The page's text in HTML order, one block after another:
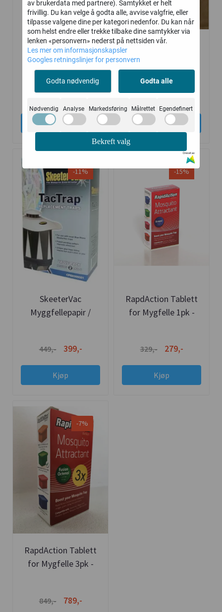
SkeeterVac SV35
Myggfelle -
Gassdrevet
Kjøp
SkeeterVac Surblett
Tablett / Original
Myggfelletablet
Kjøp
-11%
SkeeterVac
Myggfellepapir /
449,- 399,-
Kjøp
-15%
RapdAction Tablett
for Mygfelle 1pk -
329,- 279,-
Kjøp
-7%
RapdAction Tablett
for Mygfelle 3pk -
849,- 789,-
av brukerdata med partnere). Samtykket er helt
frivillig. Du kan velge å godta alle, avvise valgfrie, eller
tilpasse valgene dine per kategori nedenfor. Du kan når
som helst endre eller trekke tilbake dine samtykker via
lenken «personvern» nederst på nettsiden vår.
Les mer om informasjonskapsler
Googles retningslinjer for personvern
Godta nødvendig Godta alle
Nødvendig Analyse Markedsføring Målrettet Egendefinert
Bekreft valg
Drevet av